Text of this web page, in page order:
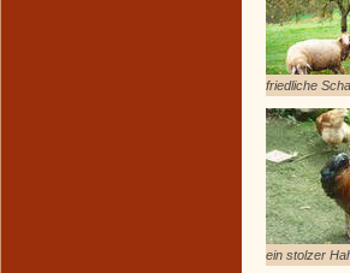
friedliche
ein stolzer